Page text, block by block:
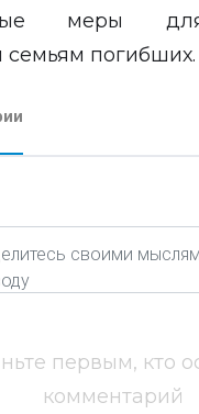
меры
погибших.
первым, кто
комментарий